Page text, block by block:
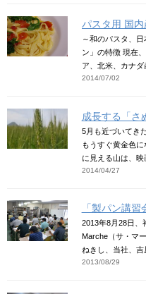
パスタ用 国内
～和のパスタ、
ン」の特徴 現在
ア、北米、カナダ
2014/07/02
成長する「さ
5月も近づいてき
もうすぐ黄金色
に見える山は、映
2014/04/27
「製パン講
2013年8月28日、
Marche（サ・マ
ねきし、当社、
2013/08/29